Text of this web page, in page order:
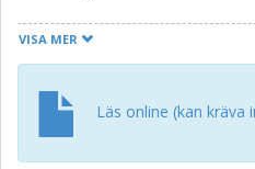
Increasing R e with R e ≥ 1.75
the bi-stable state.
long periods. Performing LES
asymmetry at R e = 0.5 × 10 5
10 5 for the case of rounded
VISA MER
Läs online (kan kräva